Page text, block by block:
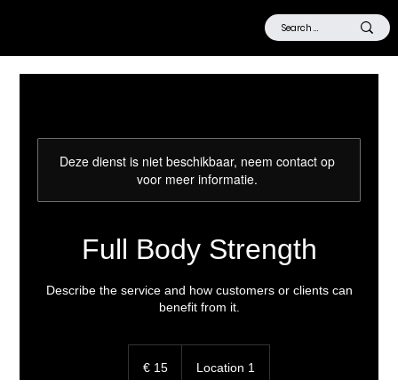
Deze dienst is niet beschikbaar, neem contact op
voor meer informatie.
Full Body Strength
Describe the service and how customers or clients can
benefit from it.
€ 15 Location 1